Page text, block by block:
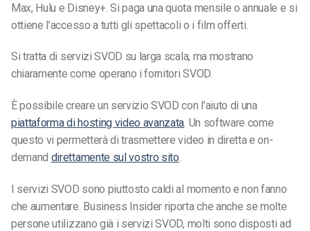
Max, Hulu e Disney+. Si paga una quota mensile o annuale e si
ottiene l’accesso a tutti gli spettacoli o i film offerti.
Si tratta di servizi SVOD su larga scala, ma mostrano
chiaramente come operano i fornitori SVOD.
È possibile creare un servizio SVOD con l’aiuto di una
piattaforma di hosting video avanzata. Un software come
questo vi permetterà di trasmettere video in diretta e on-
demand direttamente sul vostro sito.
I servizi SVOD sono piuttosto caldi al momento e non fanno
che aumentare. Business Insider riporta che anche se molte
persone utilizzano già i servizi SVOD, molti sono disposti ad